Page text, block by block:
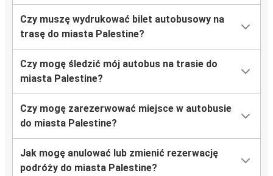
Czy muszę wydrukować bilet autobusowy na
trasę do miasta Palestine?
Czy mogę śledzić mój autobus na trasie do
miasta Palestine?
Czy mogę zarezerwować miejsce w autobusie
do miasta Palestine?
Jak mogę anulować lub zmienić rezerwację
podróży do miasta Palestine?